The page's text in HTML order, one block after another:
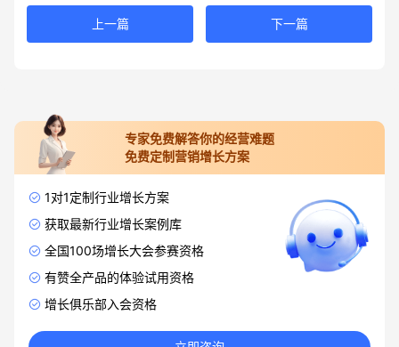
上一篇 下一篇
专家免费解答你的经营难题
免费定制营销增长方案
1对1定制行业增长方案
获取最新行业增长案例库
全国100场增长大会参赛资格
有赞全产品的体验试用资格
增长俱乐部入会资格